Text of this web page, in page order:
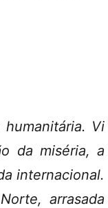
Vi
da miséria, a
internacional.
arrasada